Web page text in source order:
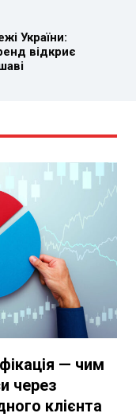
України:
відкриє
— чим
через
клієнта